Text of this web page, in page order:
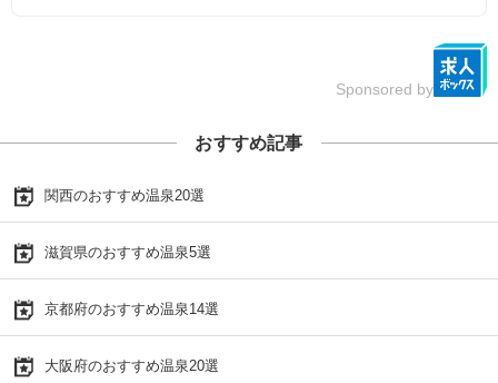
Sponsored by
おすすめ記事
関西のおすすめ温泉20選
滋賀県のおすすめ温泉5選
京都府のおすすめ温泉14選
大阪府のおすすめ温泉20選